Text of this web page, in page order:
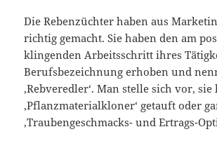
Die Rebenzüchter haben aus
richtig gemacht. Sie haben den am
klingenden Arbeitsschritt ihres
Berufsbezeichnung erhoben und
‚Rebveredler‘. Man stelle sich vor,
‚Pflanzmaterialkloner‘ getauft oder
‚Traubengeschmacks- und Ertrags-